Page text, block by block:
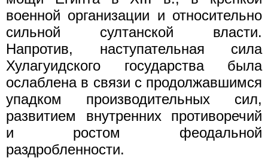
военной организации и относительно
сильной султанской власти.
Напротив, наступательная сила
Хулагуидского государства была
ослаблена в связи с продолжавшимся
упадком производительных сил,
развитием внутренних противоречий
и ростом феодальной
раздробленности.